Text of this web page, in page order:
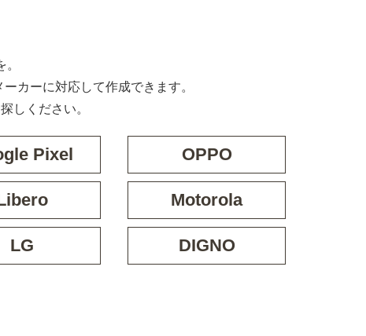
カーに対応して作成できます。
しください。
Pixel OPPO
Motorola
LG DIGNO